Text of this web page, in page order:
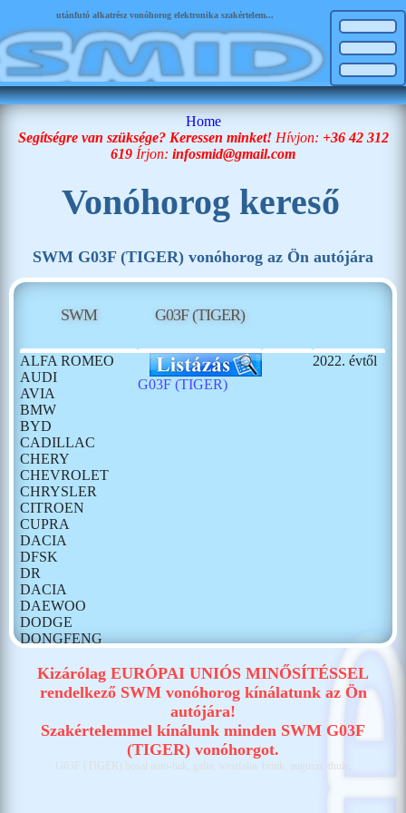
utánfutó alkatrész vonóhorog elektronika szakértelem...
Home
Segítségre van szüksége? Keressen minket! Hívjon: +36 42 312
619 Írjon: infosmid@gmail.com
Vonóhorog kereső
SWM G03F (TIGER) vonóhorog az Ön autójára
SWM G03F (TIGER)
ALFA ROMEO
AUDI
AVIA
BMW
BYD
CADILLAC
CHERY
CHEVROLET
CHRYSLER
CITROEN
CUPRA
DACIA
DFSK
DR
DACIA
DAEWOO
DODGE
DONGFENG
FORD
GONOW
HUMMER
ISUZU
G03F (TIGER)
2022. évtől
Kizárólag EURÓPAI UNIÓS MINŐSÍTÉSSEL
rendelkező SWM vonóhorog kínálatunk az Ön
autójára!
Szakértelemmel kínálunk minden SWM G03F
(TIGER) vonóhorgot.
G03F (TIGER) bosal auto-hak, galia, westfalia, brink, auguszt, thule,